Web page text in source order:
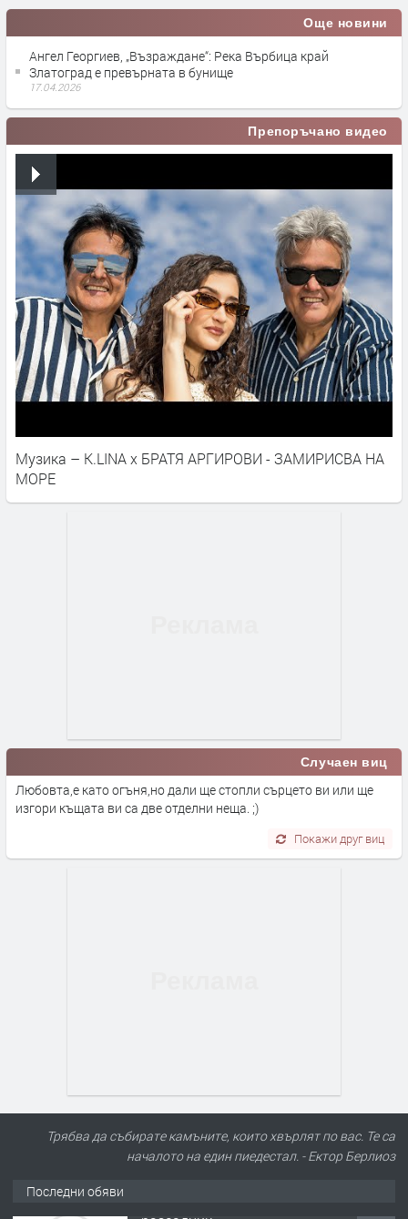
Още новини
Ангел Георгиев, „Възраждане“: Река Върбица край
Златоград е превърната в бунище
17.04.2026
Препоръчано видео
Музика – K.LINA x БРАТЯ АРГИРОВИ - ЗАМИРИСВА НА
МОРЕ
Случаен виц
Любовта,е като огъня,но дали ще стопли сърцето ви или ще
изгори къщата ви са две отделни неща. ;)
Покажи друг виц
Трябва да събирате камъните, които хвърлят по вас. Те са
началото на един пиедестал. - Ектор Берлиоз
Последни обяви